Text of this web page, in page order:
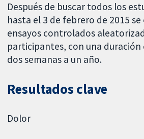
Después de buscar todos los
hasta el 3 de febrero de 2015
ensayos controlados
participantes, con una duración
dos semanas a un año.
Resultados clave
Dolor